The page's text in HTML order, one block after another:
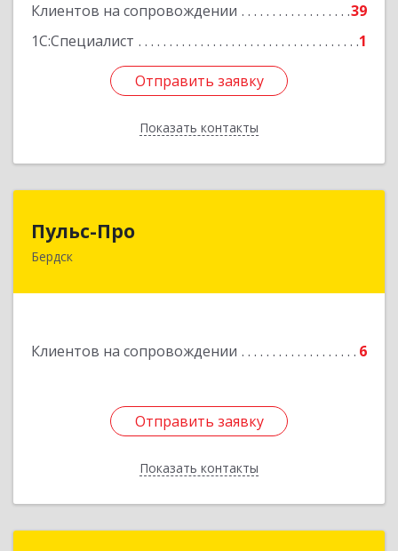
Клиентов на сопровождении
39
1С:Специалист
1
Отправить заявку
Показать контакты
Отправить заявку
Назад
Пульс-Про
Бердск
Клиентов на сопровождении 6
Отправить заявку
Показать контакты
633010, Новосибирская обл, Бердск, Ленина,
Отправить заявку
Назад